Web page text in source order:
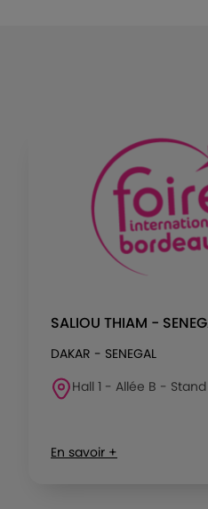
SALIOU THIAM -
DAKAR - SENEGAL
Hall 1 - Allée B - Stand
En savoir +